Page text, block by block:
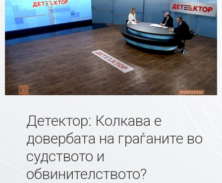
Детектор: Колкава е
довербата на граѓаните во
судството и
обвинителството?